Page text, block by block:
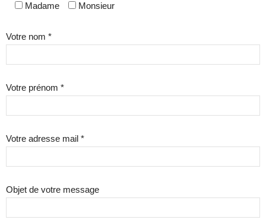
Madame Monsieur
Votre nom *
Votre prénom *
Votre adresse mail *
Objet de votre message